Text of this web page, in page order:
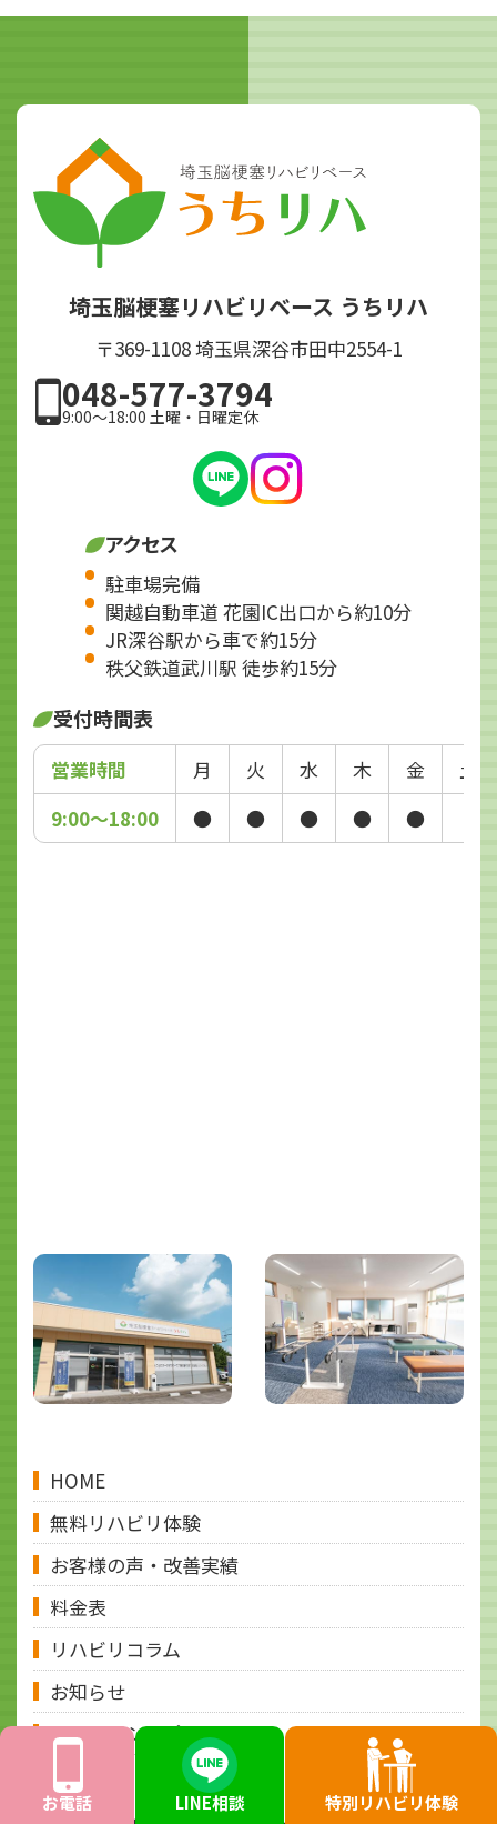
埼玉脳梗塞リハビリベース うちリハ
〒369-1108 埼玉県深谷市田中2554-1
048-577-3794
9:00～18:00 土曜・日曜定休
アクセス
駐車場完備
関越自動車道 花園IC出口から約10分
JR深谷駅から車で約15分
秩父鉄道武川駅 徒歩約15分
受付時間表
営業時間 月 火 水 木 金
土
9:00～18:00
● ● ● ● ●
HOME
無料リハビリ体験
お客様の声・改善実績
料金表
リハビリコラム
お知らせ
プライバシーポリシー
お電話 LINE相談 特別リハビリ体験